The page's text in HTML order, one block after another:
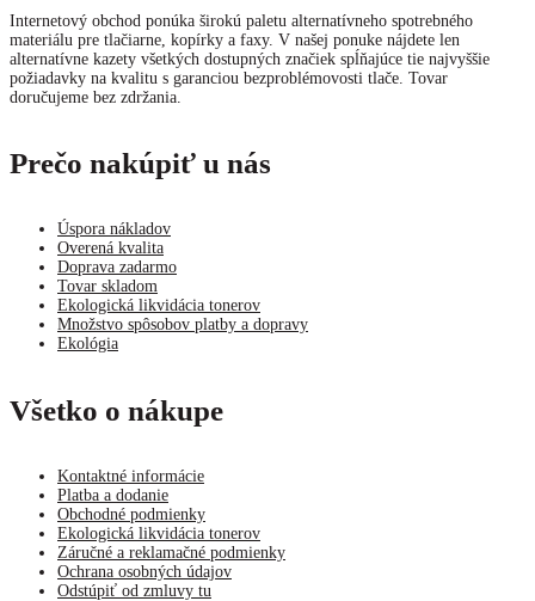
Internetový obchod ponúka širokú paletu alternatívneho spotrebného
materiálu pre tlačiarne, kopírky a faxy. V našej ponuke nájdete len
alternatívne kazety všetkých dostupných značiek spĺňajúce tie najvyššie
požiadavky na kvalitu s garanciou bezproblémovosti tlače. Tovar
doručujeme bez zdržania.
Prečo nakúpiť u nás
Úspora nákladov
Overená kvalita
Doprava zadarmo
Tovar skladom
Ekologická likvidácia tonerov
Množstvo spôsobov platby a dopravy
Ekológia
Všetko o nákupe
Kontaktné informácie
Platba a dodanie
Obchodné podmienky
Ekologická likvidácia tonerov
Záručné a reklamačné podmienky
Ochrana osobných údajov
Odstúpiť od zmluvy tu